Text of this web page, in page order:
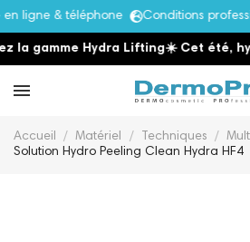
ligne & téléphone Conditions
la gamme Hydra Lifting☀️ Cet été,
Accueil Matériel Techniques
Solution Hydro Peeling Clean Hydra HF4